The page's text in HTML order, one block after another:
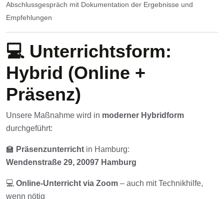
Abschlussgespräch mit Dokumentation der Ergebnisse und
Empfehlungen
💻 Unterrichtsform:
Hybrid (Online +
Präsenz)
Unsere Maßnahme wird in moderner Hybridform
durchgeführt:
🏫 Präsenzunterricht in Hamburg:
Wendenstraße 29, 20097 Hamburg
💻 Online-Unterricht via Zoom – auch mit Technikhilfe,
wenn nötig